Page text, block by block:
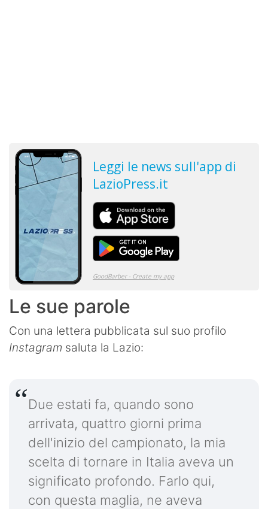
Le sue parole
Con una lettera pubblicata sul suo profilo
Instagram saluta la Lazio:
Due estati fa, quando sono
arrivata, quattro giorni prima
dell'inizio del campionato, la mia
scelta di tornare in Italia aveva un
significato profondo. Farlo qui,
con questa maglia, ne aveva